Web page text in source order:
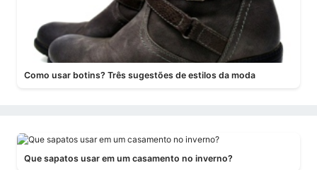
Como usar botins? Três sugestões de estilos da moda
Que sapatos usar em um casamento no inverno?